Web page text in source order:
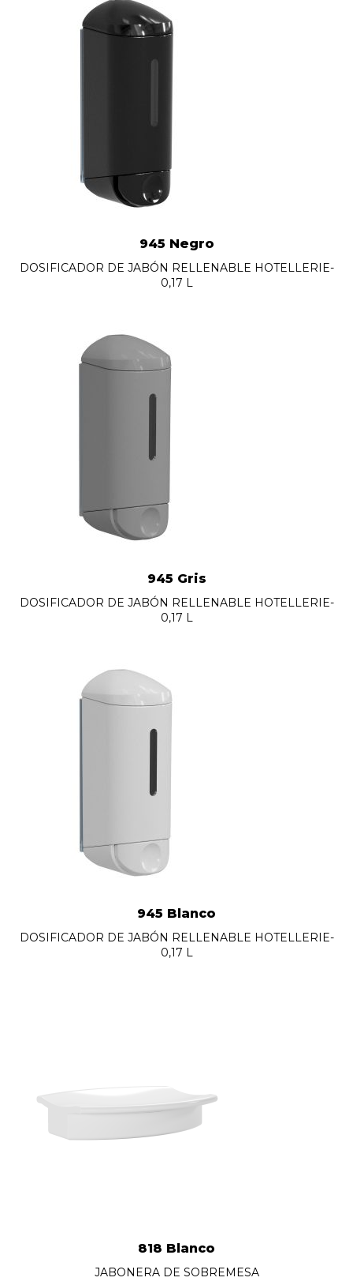
945 Negro
DOSIFICADOR DE JABÓN RELLENABLE HOTELLERIE-
0,17 L
945 Gris
DOSIFICADOR DE JABÓN RELLENABLE HOTELLERIE-
0,17 L
945 Blanco
DOSIFICADOR DE JABÓN RELLENABLE HOTELLERIE-
0,17 L
818 Blanco
JABONERA DE SOBREMESA